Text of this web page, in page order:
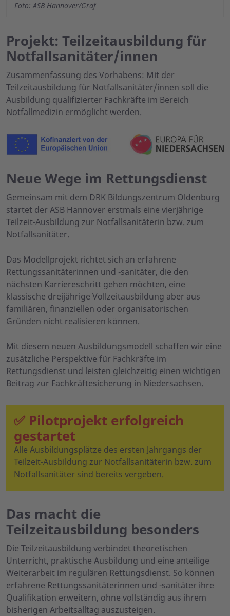
Foto: ASB Hannover/Graf
Projekt: Teilzeitausbildung für
Notfallsanitäter/innen
Zusammenfassung des Vorhabens: Mit der
Teilzeitausbildung für Notfallsanitäter/innen soll die
Ausbildung qualifizierter Fachkräfte im Bereich
Notfallmedizin ermöglicht werden.
Neue Wege im Rettungsdienst
Gemeinsam mit dem DRK Bildungszentrum Oldenburg
startet der ASB Hannover erstmals eine vierjährige
Teilzeit-Ausbildung zur Notfallsanitäterin bzw. zum
Notfallsanitäter.
Das Modellprojekt richtet sich an erfahrene
Rettungssanitäterinnen und -sanitäter, die den
nächsten Karriereschritt gehen möchten, eine
klassische dreijährige Vollzeitausbildung aber aus
familiären, finanziellen oder organisatorischen
Gründen nicht realisieren können.
Mit diesem neuen Ausbildungsmodell schaffen wir eine
zusätzliche Perspektive für Fachkräfte im
Rettungsdienst und leisten gleichzeitig einen wichtigen
Beitrag zur Fachkräftesicherung in Niedersachsen.
✅ Pilotprojekt erfolgreich
gestartet
Alle Ausbildungsplätze des ersten Jahrgangs der
Teilzeit-Ausbildung zur Notfallsanitäterin bzw. zum
Notfallsanitäter sind bereits vergeben.
Das macht die
Teilzeitausbildung besonders
Die Teilzeitausbildung verbindet theoretischen
Unterricht, praktische Ausbildung und eine anteilige
Weiterarbeit im regulären Rettungsdienst. So können
erfahrene Rettungssanitäterinnen und -sanitäter ihre
Qualifikation erweitern, ohne vollständig aus ihrem
bisherigen Arbeitsalltag auszusteigen.